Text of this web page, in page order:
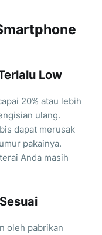
Low
20% atau lebih
ulang.
dapat merusak
pakainya.
Anda masih
oleh pabrikan